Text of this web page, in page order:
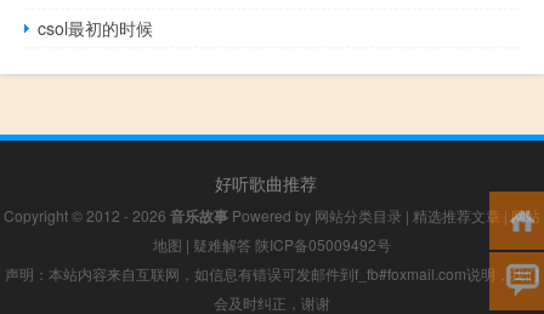
csol最初的时候
好听歌曲推荐
Copyright © 2012 - 2026 音乐故事 Powered by 网站分类目录 | 精选推荐文章 |网站
地图 | 疑难解答 陕ICP备05009492号
声明：本站内容来自互联网，如信息有错误可发邮件到f_fb#foxmail.com说明，我们
会及时纠正，谢谢